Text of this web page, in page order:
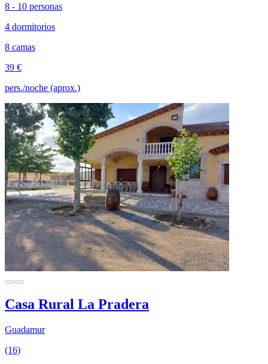
8 - 10 personas
4 dormitorios
8 camas
39 €
pers./noche (aprox.)
Casa Rural La Pradera
Guadamur
(16)